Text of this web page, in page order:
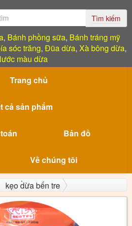
Tìm kiếm
, Bánh phồng sữa, Bánh tráng mỹ
sóc trăng, Đũa dừa, Xà bông dừa,
màu dừa
Trang chủ
cả sản phẩm
Bản đồ
Về chúng tôi
kẹo dừa bến tre